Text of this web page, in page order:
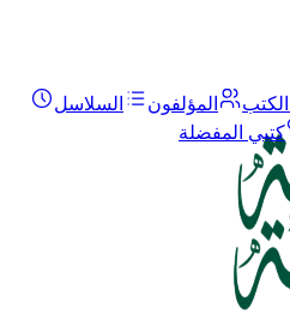
المؤلفون
السلاسل
كتبي المفضلة